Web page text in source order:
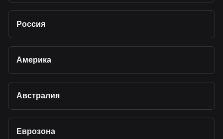
Россия
Америка
Австралия
Еврозона